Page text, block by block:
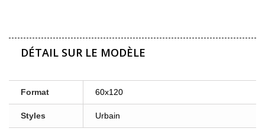
DÉTAIL SUR LE MODÈLE
Format 60x120
Styles Urbain